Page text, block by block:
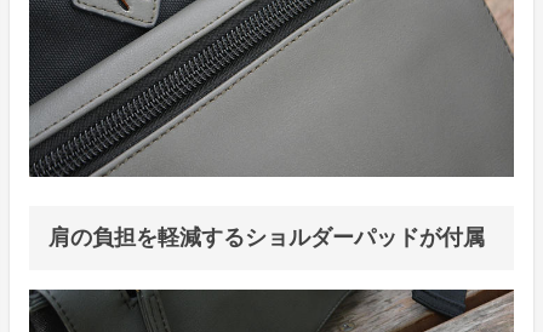
肩の負担を軽減するショルダーパッドが付属